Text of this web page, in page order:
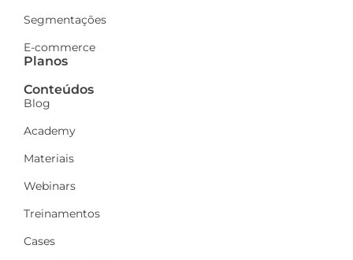
Segmentações
E-commerce
Planos
Conteúdos
Blog
Academy
Materiais
Webinars
Treinamentos
Cases